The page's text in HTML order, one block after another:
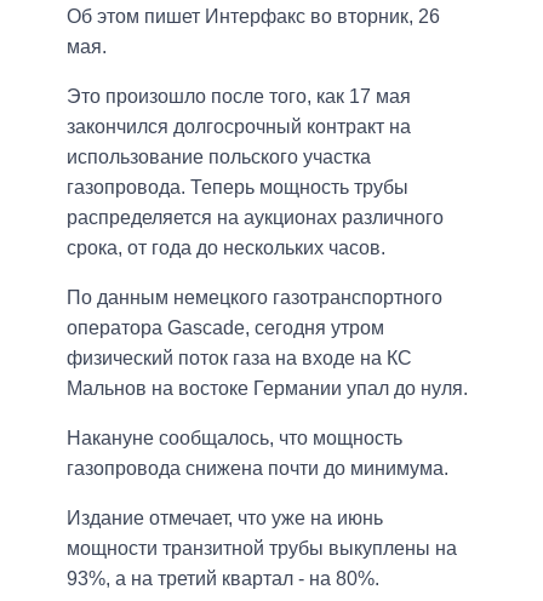
Об этом пишет Интерфакс во вторник, 26
мая.
Это произошло после того, как 17 мая
закончился долгосрочный контракт на
использование польского участка
газопровода. Теперь мощность трубы
распределяется на аукционах различного
срока, от года до нескольких часов.
По данным немецкого газотранспортного
оператора Gascade, сегодня утром
физический поток газа на входе на КС
Мальнов на востоке Германии упал до нуля.
Накануне сообщалось, что мощность
газопровода снижена почти до минимума.
Издание отмечает, что уже на июнь
мощности транзитной трубы выкуплены на
93%, а на третий квартал - на 80%.